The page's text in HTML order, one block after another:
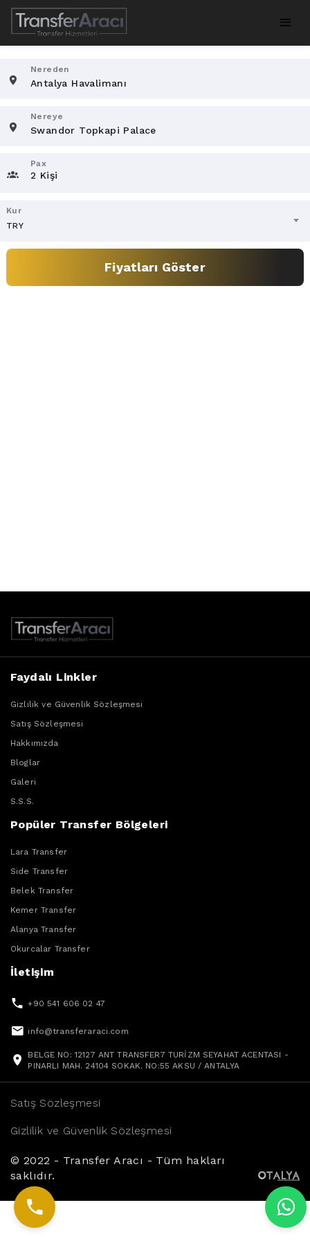
Nereden
Nereye
Pax
2 Kişi
Kur
TRY
Fiyatları Göster
Faydalı Linkler
Gizlilik ve Güvenlik Sözleşmesi
Satış Sözleşmesi
Hakkımızda
Bloglar
Galeri
S.S.S.
Popüler Transfer Bölgeleri
Lara Transfer
Side Transfer
Belek Transfer
Kemer Transfer
Alanya Transfer
Okurcalar Transfer
İletişim
+90 541 606 02 47
info@transferaraci.com
BELGE NO: 12127 ANT TRANSFER7 TURİZM SEYAHAT ACENTASI -
PINARLI MAH. 24104 SOKAK. NO:55 AKSU / ANTALYA
© 2022 - Transfer Aracı - Tüm hakları
saklıdır.
Gizlilik ve Güvenlik Sözleşmesi
Satış Sözleşmesi